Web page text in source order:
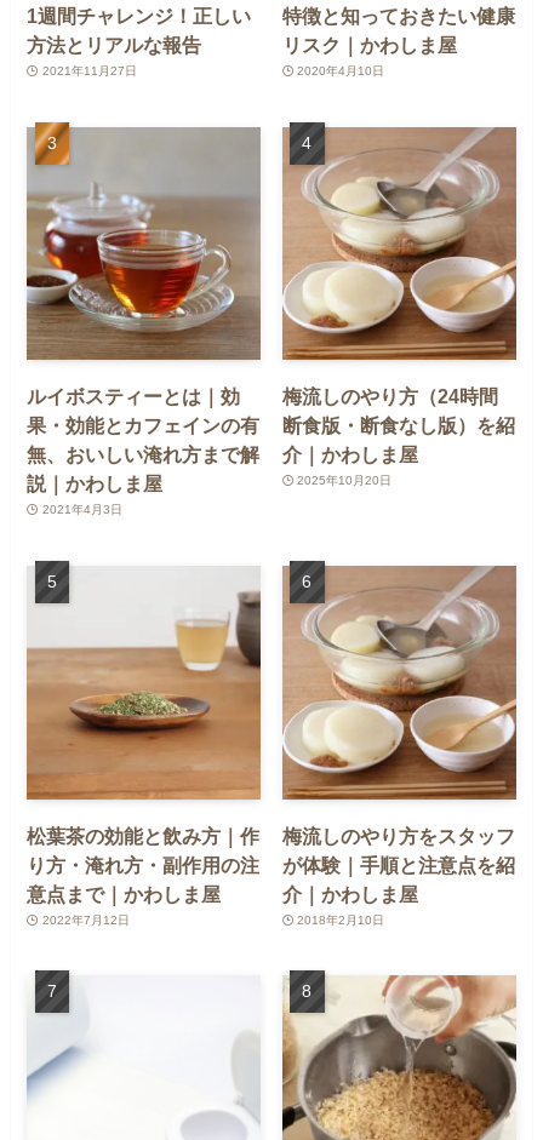
1週間チャレンジ！正しい
方法とリアルな報告
2021年11月27日
特徴と知っておきたい健康
リスク｜かわしま屋
2020年4月10日
ルイボスティーとは｜効
果・効能とカフェインの有
無、おいしい淹れ方まで解
説｜かわしま屋
2021年4月3日
梅流しのやり方（24時間
断食版・断食なし版）を紹
介｜かわしま屋
2025年10月20日
松葉茶の効能と飲み方｜作
り方・淹れ方・副作用の注
意点まで｜かわしま屋
2022年7月12日
梅流しのやり方をスタッフ
が体験｜手順と注意点を紹
介｜かわしま屋
2018年2月10日